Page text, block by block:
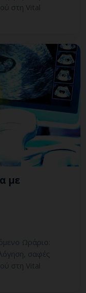
στη Vital
με
Ωράριο:
σαφές
στη Vital